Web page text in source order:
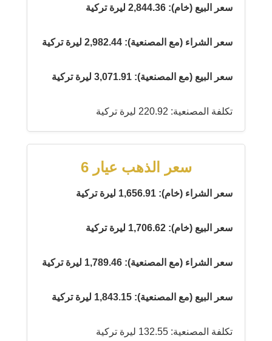
سعر البيع (خام): 2,844.36 ليرة تركية
سعر الشراء (مع المصنعية): 2,982.44 ليرة تركية
سعر البيع (مع المصنعية): 3,071.91 ليرة تركية
تكلفة المصنعية: 220.92 ليرة تركية
سعر الذهب عيار 6
سعر الشراء (خام): 1,656.91 ليرة تركية
سعر البيع (خام): 1,706.62 ليرة تركية
سعر الشراء (مع المصنعية): 1,789.46 ليرة تركية
سعر البيع (مع المصنعية): 1,843.15 ليرة تركية
تكلفة المصنعية: 132.55 ليرة تركية